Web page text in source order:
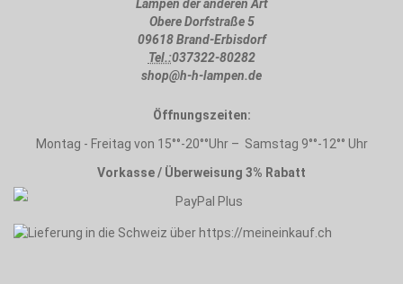
Lampen der anderen Art
Obere Dorfstraße 5
09618 Brand-Erbisdorf
Tel.:037322-80282
shop@h-h-lampen.de
Öffnungszeiten:
Montag - Freitag von 15°°-20°°Uhr – Samstag 9°°-12°° Uhr
Vorkasse / Überweisung 3% Rabatt